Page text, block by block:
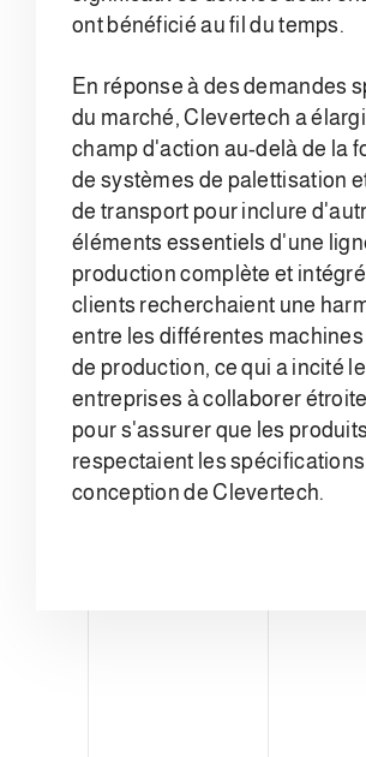
ont bénéficié au fil du temps.
En réponse à des demandes
du marché, Clevertech a
champ d'action au-delà de la
de systèmes de palettisation
de transport pour inclure
éléments essentiels d'une
production complète et
clients recherchaient une
entre les différentes machines
de production, ce qui a incité
entreprises à collaborer
pour s'assurer que les
respectaient les
conception de Clevertech.